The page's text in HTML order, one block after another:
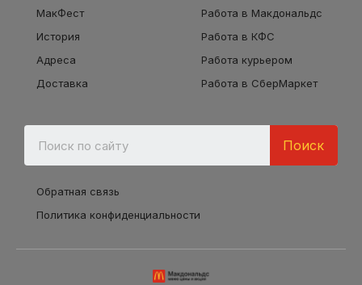
МакФест
История
Адреса
Доставка
Работа в Макдональдс
Работа в КФС
Работа курьером
Работа в СберМаркет
Поиск
Обратная связь
Политика конфиденциальности